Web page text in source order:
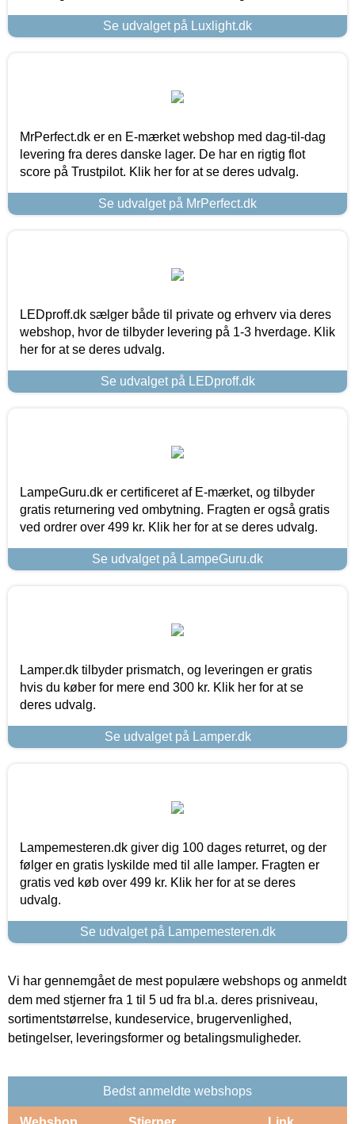
Se udvalget på Luxlight.dk
MrPerfect.dk er en E-mærket webshop med dag-til-dag
levering fra deres danske lager. De har en rigtig flot
score på Trustpilot. Klik her for at se deres udvalg.
Se udvalget på MrPerfect.dk
LEDproff.dk sælger både til private og erhverv via deres
webshop, hvor de tilbyder levering på 1-3 hverdage. Klik
her for at se deres udvalg.
Se udvalget på LEDproff.dk
LampeGuru.dk er certificeret af E-mærket, og tilbyder
gratis returnering ved ombytning. Fragten er også gratis
ved ordrer over 499 kr. Klik her for at se deres udvalg.
Se udvalget på LampeGuru.dk
Lamper.dk tilbyder prismatch, og leveringen er gratis
hvis du køber for mere end 300 kr. Klik her for at se
deres udvalg.
Se udvalget på Lamper.dk
Lampemesteren.dk giver dig 100 dages returret, og der
følger en gratis lyskilde med til alle lamper. Fragten er
gratis ved køb over 499 kr. Klik her for at se deres
udvalg.
Se udvalget på Lampemesteren.dk
Vi har gennemgået de mest populære webshops og anmeldt
dem med stjerner fra 1 til 5 ud fra bl.a. deres prisniveau,
sortimentstørrelse, kundeservice, brugervenlighed,
betingelser, leveringsformer og betalingsmuligheder.
Bedst anmeldte webshops